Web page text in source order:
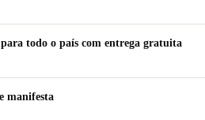
todo o país com entrega gratuita
manifesta